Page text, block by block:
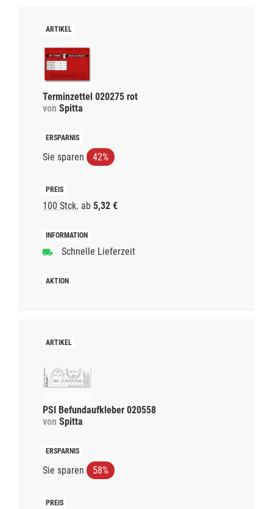
Terminzettel 020275 rot
von Spitta
Sie sparen 42%
100 Stck. ab 5,32 €
Schnelle Lieferzeit
PSI Befundaufkleber 020558
von Spitta
Sie sparen 58%